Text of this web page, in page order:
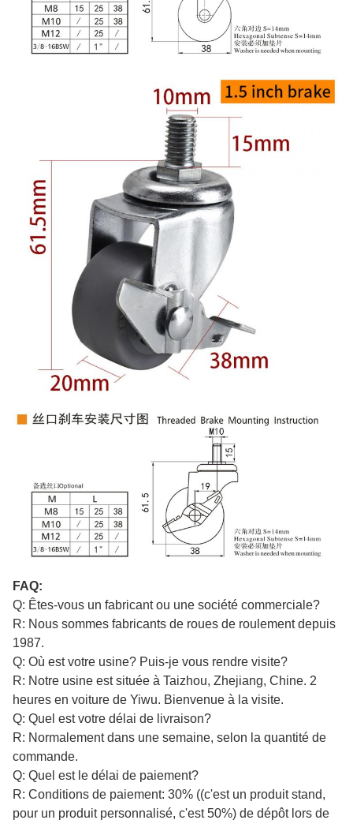
FAQ:
Q: Êtes-vous un fabricant ou une société commerciale?
R: Nous sommes fabricants de roues de roulement depuis
1987.
Q: Où est votre usine? Puis-je vous rendre visite?
R: Notre usine est située à Taizhou, Zhejiang, Chine. 2
heures en voiture de Yiwu. Bienvenue à la visite.
Q: Quel est votre délai de livraison?
R: Normalement dans une semaine, selon la quantité de
commande.
Q: Quel est le délai de paiement?
R: Conditions de paiement: 30% ((c'est un produit stand,
pour un produit personnalisé, c'est 50%) de dépôt lors de